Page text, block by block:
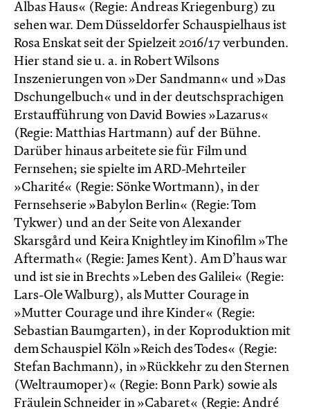
Albas Haus« (Regie: Andreas Kriegenburg) zu
sehen war. Dem Düsseldorfer Schauspielhaus ist
Rosa Enskat seit der Spielzeit 2016/17 verbunden.
Hier stand sie u. a. in Robert Wilsons
Inszenierungen von »Der Sandmann« und »Das
Dschungelbuch« und in der deutschsprachigen
Erstaufführung von David Bowies »Lazarus«
(Regie: Matthias Hartmann) auf der Bühne.
Darüber hinaus arbeitete sie für Film und
Fernsehen; sie spielte im ARD-Mehrteiler
»Charité« (Regie: Sönke Wortmann), in der
Fernsehserie »Babylon Berlin« (Regie: Tom
Tykwer) und an der Seite von Alexander
Skarsgård und Keira Knightley im Kinofilm »The
Aftermath« (Regie: James Kent). Am D’haus war
und ist sie in Brechts »Leben des Galilei« (Regie:
Lars-Ole Walburg), als Mutter Courage in
»Mutter Courage und ihre Kinder« (Regie:
Sebastian Baumgarten), in der Koproduktion mit
dem Schauspiel Köln »Reich des Todes« (Regie:
Stefan Bachmann), in »Rückkehr zu den Sternen
(Weltraumoper)« (Regie: Bonn Park) sowie als
Fräulein Schneider in »Cabaret« (Regie: André